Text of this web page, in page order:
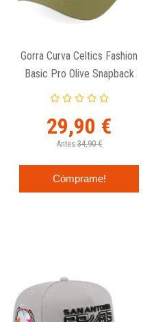
Gorra Curva Celtics Fashion
Basic Pro Olive Snapback
Mitchell And Ness
29,90 €
Antes 34,90 €
Cómprame!